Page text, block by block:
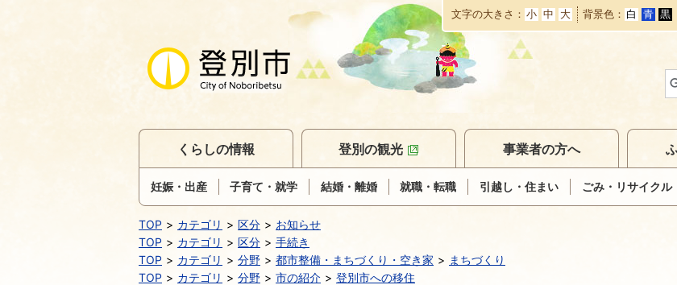
本
文
へ
移
動
文字の大きさ 小 中 大 背景色 白 青 黒
くらしの情報
妊娠・出産 子育て・就学 結婚・離婚 就職・転職 引越し・住まい ごみ・リサイクル
登別の観光 事業者の方へ
TOP カテゴリ 区分
お知らせ
TOP
カテゴリ 区分
手続き
TOP
カテゴリ 分野 都市整備・まちづくり・空き家
まちづくり
TOP
カテゴリ 分野 市の紹介
登別市への移住